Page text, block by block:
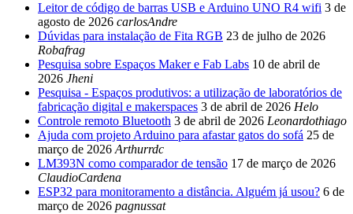
Leitor de código de barras USB e Arduino UNO R4 wifi 3 de
agosto de 2026 carlosAndre
Dúvidas para instalação de Fita RGB 23 de julho de 2026
Robafrag
Pesquisa sobre Espaços Maker e Fab Labs 10 de abril de
2026 Jheni
Pesquisa - Espaços produtivos: a utilização de laboratórios de
fabricação digital e makerspaces 3 de abril de 2026 Helo
Controle remoto Bluetooth 3 de abril de 2026 Leonardothiago
Ajuda com projeto Arduino para afastar gatos do sofá 25 de
março de 2026 Arthurrdc
LM393N como comparador de tensão 17 de março de 2026
ClaudioCardena
ESP32 para monitoramento a distância. Alguém já usou? 6 de
março de 2026 pagnussat